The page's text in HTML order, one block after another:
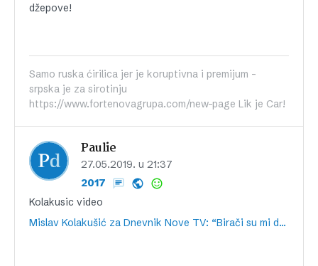
džepove!
Samo ruska ćirilica jer je koruptivna i premijum -
srpska je za sirotinju
https://www.fortenovagrupa.com/new-page Lik je Car!
Paulie
27.05.2019. u 21:37
2017
Kolakusic video
Mislav Kolakušić za Dnevnik Nove TV: “Birači su mi dali glas da bih bio premijer, a ne europarlamentarac. Moj je cilj 76 ruku”